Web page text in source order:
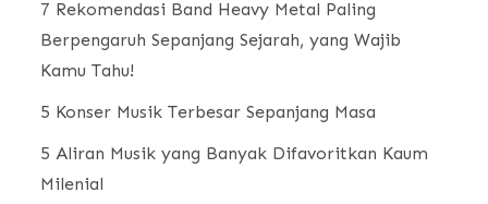
7 Rekomendasi Band Heavy Metal Paling
Berpengaruh Sepanjang Sejarah, yang Wajib
Kamu Tahu!
5 Konser Musik Terbesar Sepanjang Masa
5 Aliran Musik yang Banyak Difavoritkan Kaum
Milenial